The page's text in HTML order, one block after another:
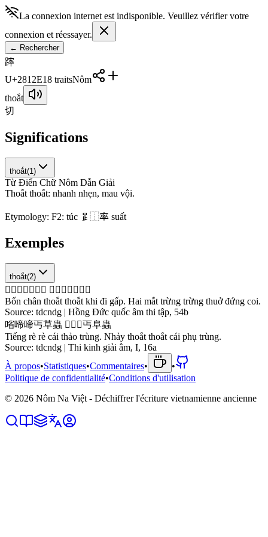
La connexion internet est indisponible. Veuillez vérifier votre
connexion et réessayer.
← Rechercher
𨄮
U+2812E18 traitsNôm
thoắt
切
Significations
thoắt(1 )
Từ Điển Chữ Nôm Dẫn Giải
Thoắt thoắt: nhanh nhẹn, mau vội.
Etymology: F2: túc 𧾷⿰率 suất
Exemples
thoắt(2)
𦊚 蹎 𨄮 𨄮 欺 𠫾 急 𠄩 𬑉 懲 懲 課 𨅸 𩲡
Bốn chân thoắt thoắt khi đi gấp. Hai mắt trừng trừng thuở đứng coi.
Source: tdcndg | Hồng Đức quốc âm thi tập, 54b
㗂啼啼丐草蟲 𧿆 𨄮 𨄮丐阜蟲
Tiếng rè rè cái thảo trùng. Nhảy thoắt thoắt cái phụ trùng.
Source: tdcndg | Thi kinh giải âm, I, 16a
À propos•Statistiques•Commentaires•
•
Politique de confidentialité•Conditions d'utilisation
© 2026 Nôm Na Việt - Déchiffrer l'écriture vietnamienne ancienne